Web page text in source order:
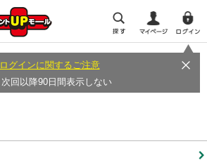
ログインに関するご注意
次回以降90日間表示しない